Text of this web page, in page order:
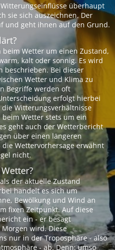
überhaupt
sie sich auszeichnen. Der
und geht ihnen auf den Grund.
beim Wetter um einen Zustand,
kalt oder sonnig. Es wird
beschrieben. Bei dieser
Wetter und Klima zu
Begriffe werden oft
erfolgt hierbei
Witterungsverhältnisse
Wetter stets um ein
geht auch der Wetterbericht
über einen längeren
Wettervorhersage erwähnt
nicht.
der aktuelle Zustand
handelt es sich um
Bewölkung und Wind an
fixen Zeitpunkt. Auf diese
ein - er besagt
wird. Diese
nur in der Troposphäre - also
- ab. Denn: umso